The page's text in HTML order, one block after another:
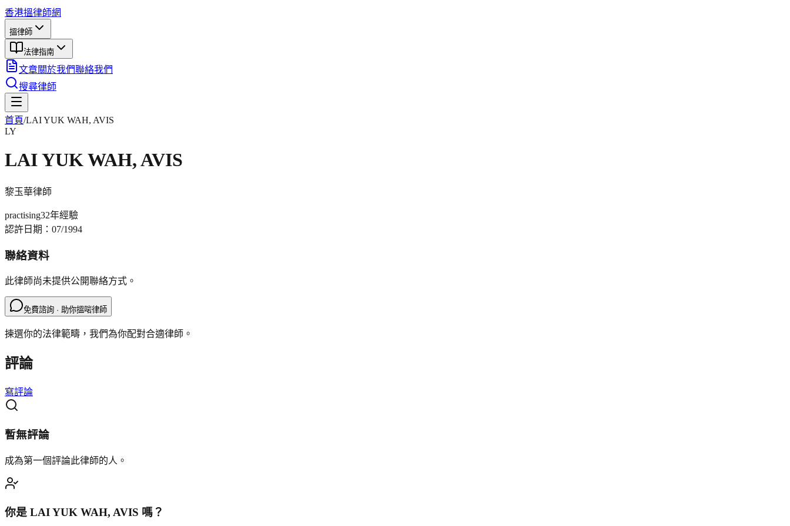
香港搵律師網
搵律師
法律指南
文章關於我們聯絡我們
搜尋律師
首頁/LAI YUK WAH, AVIS
LY
LAI YUK WAH, AVIS
黎玉華律師
practising32年經驗
認許日期： 07/1994
聯絡資料
此律師尚未提供公開聯絡方式。
免費諮詢 · 助你搵啱律師
揀選你的法律範疇，我們為你配對合適律師。
評論
寫評論
暫無評論
成為第一個評論此律師的人。
你是 LAI YUK WAH, AVIS 嗎？